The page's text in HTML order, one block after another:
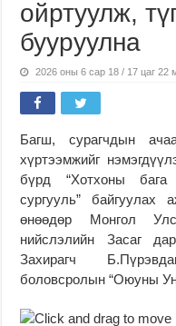
ойртуулж,
бууруулна
2026 оны 6 сар 18 / 17 цаг 22
Багш, сурагчдын
хүртээмжийг
бүрд “Хотхоны бага
сургууль”
өнөөдөр Монгол
нийслэлийн Засаг
Захирагч
боловсролын “Оюуны